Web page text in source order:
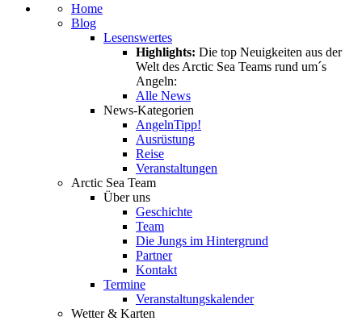
Home
Blog
Lesenswertes
Highlights: Die top Neuigkeiten aus der
Welt des Arctic Sea Teams rund um´s
Angeln:
Alle News
News-Kategorien
AngelnTipp!
Ausrüstung
Reise
Veranstaltungen
Arctic Sea Team
Über uns
Geschichte
Team
Die Jungs im Hintergrund
Partner
Kontakt
Termine
Veranstaltungskalender
Wetter & Karten